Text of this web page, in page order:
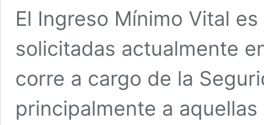
El Ingreso Mínimo Vital
solicitadas actualmente
corre a cargo de la
principalmente a